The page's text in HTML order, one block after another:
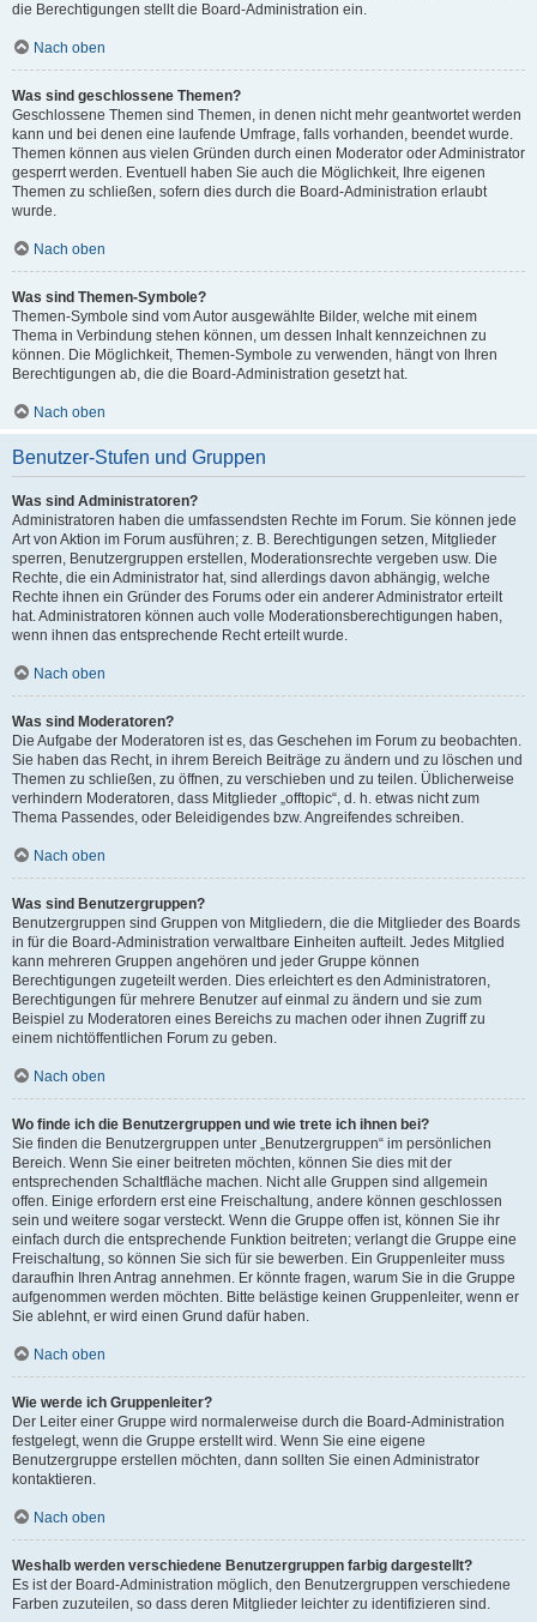
die Berechtigungen stellt die Board-Administration ein.
Nach oben
Was sind geschlossene Themen?
Geschlossene Themen sind Themen, in denen nicht mehr geantwortet werden
kann und bei denen eine laufende Umfrage, falls vorhanden, beendet wurde.
Themen können aus vielen Gründen durch einen Moderator oder Administrator
gesperrt werden. Eventuell haben Sie auch die Möglichkeit, Ihre eigenen
Themen zu schließen, sofern dies durch die Board-Administration erlaubt
wurde.
Nach oben
Was sind Themen-Symbole?
Themen-Symbole sind vom Autor ausgewählte Bilder, welche mit einem
Thema in Verbindung stehen können, um dessen Inhalt kennzeichnen zu
können. Die Möglichkeit, Themen-Symbole zu verwenden, hängt von Ihren
Berechtigungen ab, die die Board-Administration gesetzt hat.
Nach oben
Benutzer-Stufen und Gruppen
Was sind Administratoren?
Administratoren haben die umfassendsten Rechte im Forum. Sie können jede
Art von Aktion im Forum ausführen; z. B. Berechtigungen setzen, Mitglieder
sperren, Benutzergruppen erstellen, Moderationsrechte vergeben usw. Die
Rechte, die ein Administrator hat, sind allerdings davon abhängig, welche
Rechte ihnen ein Gründer des Forums oder ein anderer Administrator erteilt
hat. Administratoren können auch volle Moderationsberechtigungen haben,
wenn ihnen das entsprechende Recht erteilt wurde.
Nach oben
Was sind Moderatoren?
Die Aufgabe der Moderatoren ist es, das Geschehen im Forum zu beobachten.
Sie haben das Recht, in ihrem Bereich Beiträge zu ändern und zu löschen und
Themen zu schließen, zu öffnen, zu verschieben und zu teilen. Üblicherweise
verhindern Moderatoren, dass Mitglieder „offtopic“, d. h. etwas nicht zum
Thema Passendes, oder Beleidigendes bzw. Angreifendes schreiben.
Nach oben
Was sind Benutzergruppen?
Benutzergruppen sind Gruppen von Mitgliedern, die die Mitglieder des Boards
in für die Board-Administration verwaltbare Einheiten aufteilt. Jedes Mitglied
kann mehreren Gruppen angehören und jeder Gruppe können
Berechtigungen zugeteilt werden. Dies erleichtert es den Administratoren,
Berechtigungen für mehrere Benutzer auf einmal zu ändern und sie zum
Beispiel zu Moderatoren eines Bereichs zu machen oder ihnen Zugriff zu
einem nichtöffentlichen Forum zu geben.
Nach oben
Wo finde ich die Benutzergruppen und wie trete ich ihnen bei?
Sie finden die Benutzergruppen unter „Benutzergruppen“ im persönlichen
Bereich. Wenn Sie einer beitreten möchten, können Sie dies mit der
entsprechenden Schaltfläche machen. Nicht alle Gruppen sind allgemein
offen. Einige erfordern erst eine Freischaltung, andere können geschlossen
sein und weitere sogar versteckt. Wenn die Gruppe offen ist, können Sie ihr
einfach durch die entsprechende Funktion beitreten; verlangt die Gruppe eine
Freischaltung, so können Sie sich für sie bewerben. Ein Gruppenleiter muss
daraufhin Ihren Antrag annehmen. Er könnte fragen, warum Sie in die Gruppe
aufgenommen werden möchten. Bitte belästige keinen Gruppenleiter, wenn er
Sie ablehnt, er wird einen Grund dafür haben.
Nach oben
Wie werde ich Gruppenleiter?
Der Leiter einer Gruppe wird normalerweise durch die Board-Administration
festgelegt, wenn die Gruppe erstellt wird. Wenn Sie eine eigene
Benutzergruppe erstellen möchten, dann sollten Sie einen Administrator
kontaktieren.
Nach oben
Weshalb werden verschiedene Benutzergruppen farbig dargestellt?
Es ist der Board-Administration möglich, den Benutzergruppen verschiedene
Farben zuzuteilen, so dass deren Mitglieder leichter zu identifizieren sind.